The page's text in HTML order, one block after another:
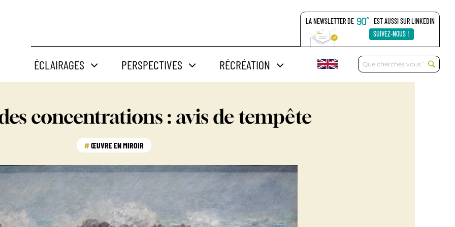
ÉCLAIRAGES PERSPECTIVES RÉCRÉATION Rechercher:
LA NEWSLETTER DE
EST AUSSI SUR LINKEDIN
SUIVEZ-NOUS !
concentrations : avis de tempête
ŒUVRE EN MIROIR